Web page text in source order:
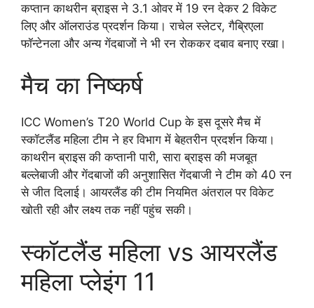
कप्तान काथरीन ब्राइस ने 3.1 ओवर में 19 रन देकर 2 विकेट
लिए और ऑलराउंड प्रदर्शन किया। राचेल स्लेटर, गैब्रिएला
फॉन्टेनला और अन्य गेंदबाजों ने भी रन रोककर दबाव बनाए रखा।
मैच का निष्कर्ष
ICC Women’s T20 World Cup के इस दूसरे मैच में
स्कॉटलैंड महिला टीम ने हर विभाग में बेहतरीन प्रदर्शन किया।
काथरीन ब्राइस की कप्तानी पारी, सारा ब्राइस की मजबूत
बल्लेबाजी और गेंदबाजों की अनुशासित गेंदबाजी ने टीम को 40 रन
से जीत दिलाई। आयरलैंड की टीम नियमित अंतराल पर विकेट
खोती रही और लक्ष्य तक नहीं पहुंच सकी।
स्कॉटलैंड महिला vs आयरलैंड
महिला प्लेइंग 11